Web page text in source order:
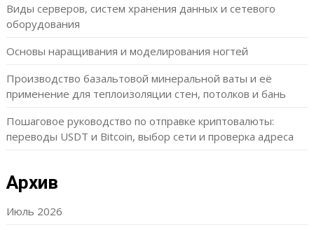
Виды серверов, систем хранения данных и сетевого
оборудования
Основы наращивания и моделирования ногтей
Производство базальтовой минеральной ваты и её
применение для теплоизоляции стен, потолков и бань
Пошаговое руководство по отправке криптовалюты:
переводы USDT и Bitcoin, выбор сети и проверка адреса
Архив
Июль 2026